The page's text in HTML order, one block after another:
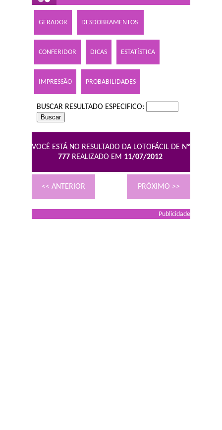
GERADOR DESDOBRAMENTOS
CONFERIDOR DICAS ESTATÍSTICA
IMPRESSÃO PROBABILIDADES
BUSCAR RESULTADO ESPECIFICO:
VOCÊ ESTÁ NO RESULTADO DA LOTOFÁCIL DE Nº
777 REALIZADO EM 11/07/2012
<< ANTERIOR PRÓXIMO >>
Publicidade